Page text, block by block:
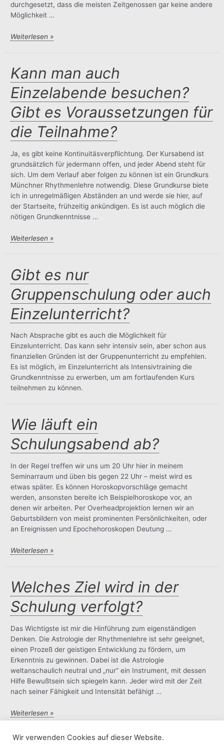
durchgesetzt, dass die meisten Zeitgenossen gar keine andere
Möglichkeit …
Welcher
der
Einfluß
der
Gestirne
auf
die
Geschicke
der
Menschen?
Weiterlesen »
Kann man auch
Einzelabende besuchen?
Gibt es Voraussetzungen für
die Teilnahme?
Ja, es gibt keine Kontinuitäsverpflichtung. Der Kursabend ist
grundsätzlich für jedermann offen, und jeder Abend steht für
sich. Um dem Verlauf aber folgen zu können ist ein Grundkurs
Münchner Rhythmenlehre notwendig. Diese Grundkurse biete
ich in unregelmäßigen Abständen an und werde sie hier, auf
der Startseite, frühzeitig ankündigen. Es ist auch möglich die
nötigen Grundkenntnisse …
Kann
Einzelabende
besuchen?
Gibt
es
Voraussetzungen
für
die
Teilnahme?
Weiterlesen »
Gibt es nur
Gruppenschulung oder auch
Einzelunterricht?
Nach Absprache gibt es auch die Möglichkeit für
Einzelunterricht. Das kann sehr intensiv sein, aber schon aus
finanziellen Gründen ist der Gruppenunterricht zu empfehlen.
Es ist möglich, im Einzelunterricht als Intensivtraining die
Grundkenntnisse zu erwerben, um am fortlaufenden Kurs
teilnehmen zu können.
Wie läuft ein
Schulungsabend ab?
In der Regel treffen wir uns um 20 Uhr hier in meinem
Seminarraum und üben bis gegen 22 Uhr – meist wird es
etwas später. Es können Horoskopvorschläge gemacht
werden, ansonsten bereite ich Beispielhoroskope vor, an
denen wir arbeiten. Per Overheadprojektion lernen wir an
Geburtsbildern von meist prominenten Persönlichkeiten, oder
an Ereignissen und Epochehoroskopen Deutung …
Wie
Schulungsabend
ab?
Weiterlesen »
Welches Ziel wird in der
Schulung verfolgt?
Das Wichtigste ist mir die Hinführung zum eigenständigen
Denken. Die Astrologie der Rhythmenlehre ist sehr geeignet,
einen Prozeß der geistigen Entwicklung zu fördern, um
Erkenntnis zu gewinnen. Dabei ist die Astrologie
weltanschaulich neutral und „nur“ ein Instrument, mit dessen
Hilfe Bewußtsein sich spiegeln kann. Jeder wird mit der Zeit
nach seiner Fähigkeit und Intensität befähigt …
Welches
Ziel
wird
Weiterlesen »
Wir verwenden Cookies auf dieser Website.